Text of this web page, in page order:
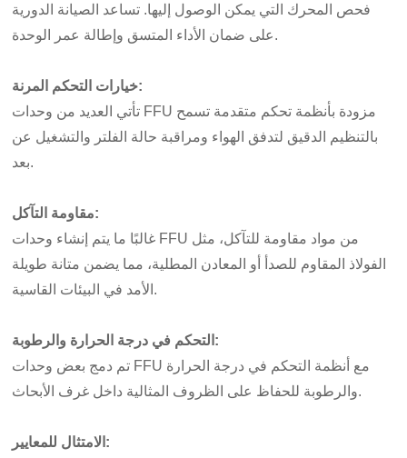
فحص المحرك التي يمكن الوصول إليها. تساعد الصيانة الدورية
على ضمان الأداء المتسق وإطالة عمر الوحدة.
خيارات التحكم المرنة:
تأتي العديد من وحدات FFU مزودة بأنظمة تحكم متقدمة تسمح
بالتنظيم الدقيق لتدفق الهواء ومراقبة حالة الفلتر والتشغيل عن
بعد.
مقاومة التآكل:
غالبًا ما يتم إنشاء وحدات FFU من مواد مقاومة للتآكل، مثل
الفولاذ المقاوم للصدأ أو المعادن المطلية، مما يضمن متانة طويلة
الأمد في البيئات القاسية.
التحكم في درجة الحرارة والرطوبة:
تم دمج بعض وحدات FFU مع أنظمة التحكم في درجة الحرارة
والرطوبة للحفاظ على الظروف المثالية داخل غرف الأبحاث.
الامتثال للمعايير: